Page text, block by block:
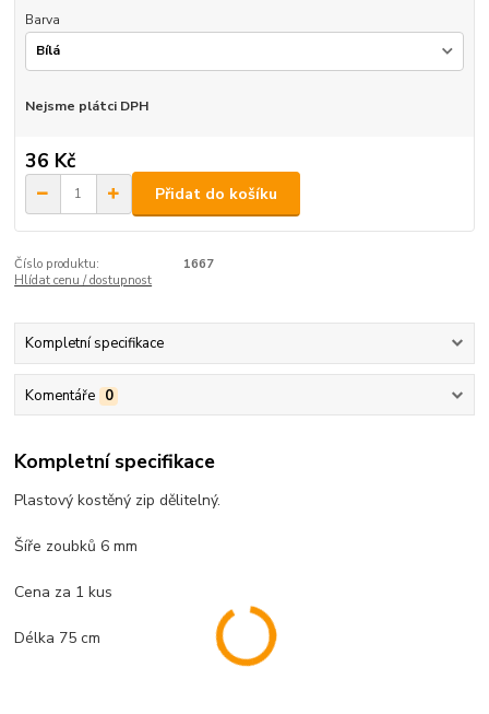
Barva
Nejsme plátci DPH
36 Kč
Přidat do košíku
Číslo produktu:
1667
Hlídat cenu / dostupnost
Kompletní specifikace
Komentáře 0
Kompletní specifikace
Plastový kostěný zip dělitelný.
Šíře zoubků 6 mm
Cena za 1 kus
Délka 75 cm